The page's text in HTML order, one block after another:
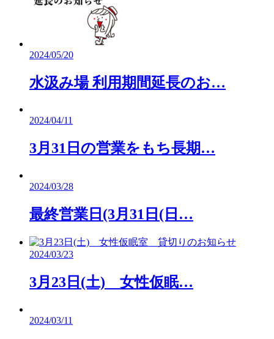
2024/05/20
水汲み場 利用期間延長のお…
2024/04/11
3月31日の営業をもち長期…
2024/03/28
最終営業日(3月31日(日…
2024/03/23
3月23日(土) 女性仮眠…
2024/03/11